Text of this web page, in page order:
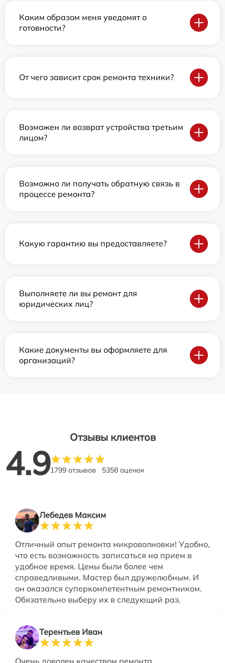
Каким образом меня уведомят о
готовности?
От чего зависит срок ремонта техники?
Возможен ли возврат устройства третьим
лицом?
Возможно ли получать обратную связь в
процессе ремонта?
Какую гарантию вы предоставляете?
Выполняете ли вы ремонт для
юридических лиц?
Какие документы вы оформляете для
организаций?
Отзывы клиентов
4.91799 отзывов 5358 оценок
Лебедев Максим
Отличный опыт ремонта микроволновки! Удобно,
что есть возможность записаться на прием в
удобное время. Цены были более чем
справедливыми. Мастер был дружелюбным. И
он оказался суперкомпетентным ремонтником.
Обязательно выберу их в следующий раз.
Терентьев Иван
Очень доволен качеством ремонта